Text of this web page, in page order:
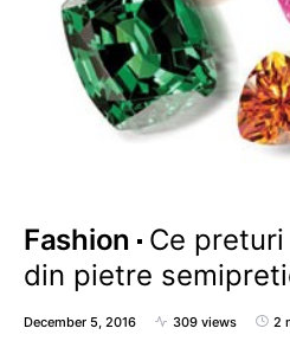
Fashion
Ce
din pietre
December 5, 2016 309 views 2